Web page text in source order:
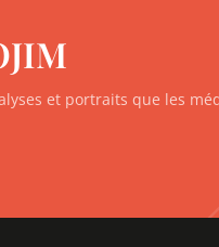
et portraits que les